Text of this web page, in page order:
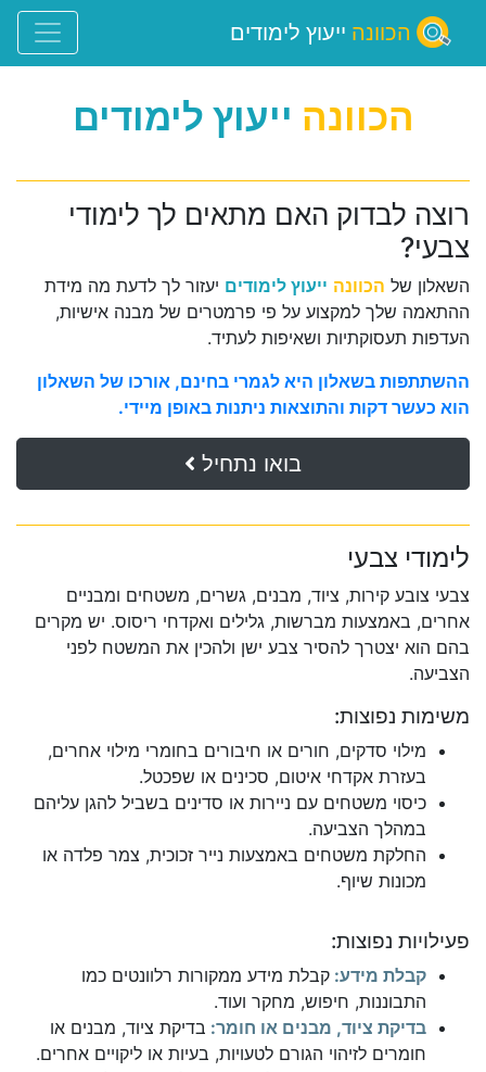
הכוונה ייעוץ לימודים
הכוונה ייעוץ לימודים
רוצה לבדוק האם מתאים לך לימודי
צבעי?
השאלון של הכוונה ייעוץ לימודים יעזור לך לדעת מה מידת
ההתאמה שלך למקצוע על פי פרמטרים של מבנה אישיות,
העדפות תעסוקתיות ושאיפות לעתיד.
ההשתתפות בשאלון היא לגמרי בחינם, אורכו של השאלון
הוא כעשר דקות והתוצאות ניתנות באופן מיידי.
בואו נתחיל
לימודי צבעי
צבעי צובע קירות, ציוד, מבנים, גשרים, משטחים ומבניים
אחרים, באמצעות מברשות, גלילים ואקדחי ריסוס. יש מקרים
בהם הוא יצטרך להסיר צבע ישן ולהכין את המשטח לפני
הצביעה.
משימות נפוצות:
מילוי סדקים, חורים או חיבורים בחומרי מילוי אחרים,
בעזרת אקדחי איטום, סכינים או שפכטל.
כיסוי משטחים עם ניירות או סדינים בשביל להגן עליהם
במהלך הצביעה.
החלקת משטחים באמצעות נייר זכוכית, צמר פלדה או
מכונות שיוף.
פעילויות נפוצות:
קבלת מידע: קבלת מידע ממקורות רלוונטים כמו
התבוננות, חיפוש, מחקר ועוד.
בדיקת ציוד, מבנים או חומר: בדיקת ציוד, מבנים או
חומרים לזיהוי הגורם לטעויות, בעיות או ליקויים אחרים.